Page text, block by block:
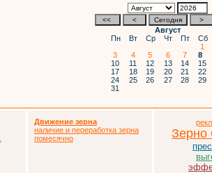
Август
Пн
Вт Ср Чт Пт Сб
1
3
4 5 6 7 8
10
11 12 13 14 15
17
18 19 20 21 22
24
25 26 27 28 29
31
Движение зерна
наличие и переработка зерна
помесячно
Зерно